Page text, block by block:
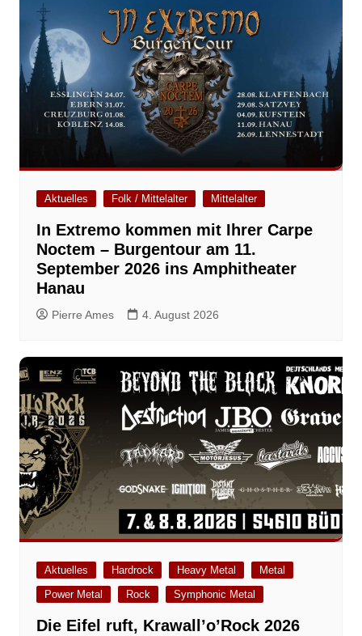
Aktuelles Folk / Mittelalter Mittelalter
In Extremo kommen mit Ihrer Carpe
Noctem – Burgentour am 11.
September 2026 ins Amphitheater
Hanau
Pierre Ames 4. August 2026
Aktuelles Hardrock Heavy Metal
Metal
Power Metal
Rock Symphonic Metal
Die Eifel ruft, Krawall’o’Rock 2026